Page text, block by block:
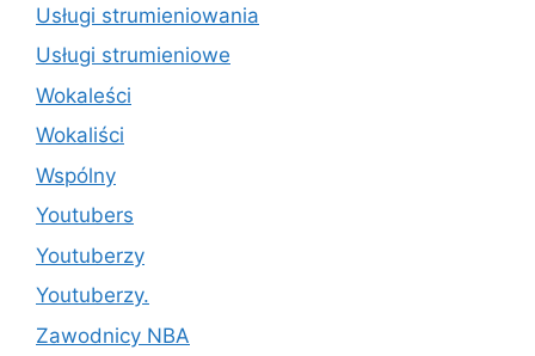
Usługi strumieniowania
Usługi strumieniowe
Wokaleści
Wokaliści
Wspólny
Youtubers
Youtuberzy
Youtuberzy.
Zawodnicy NBA